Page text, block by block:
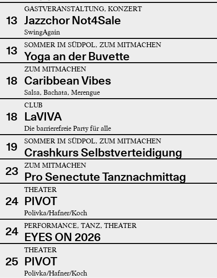
13
GASTVERANSTALTUNG, KONZERT
Jazzchor Not4Sale
SwingAgain
13 SOMMER IM SÜDPOL, ZUM MITMACHEN
Yoga an der Buvette
18
ZUM MITMACHEN
Caribbean Vibes
Salsa, Bachata, Merengue
18
CLUB
LaVIVA
Die barrierefreie Party für alle
19 SOMMER IM SÜDPOL, ZUM MITMACHEN
Crashkurs Selbstverteidigung
23
ZUM MITMACHEN
Pro Senectute Tanznachmittag
24
THEATER
PIVOT
Polivka/Hafner/Koch
24 PERFORMANCE, TANZ, THEATER
EYES ON 2026
25
THEATER
PIVOT
Polivka/Hafner/Koch